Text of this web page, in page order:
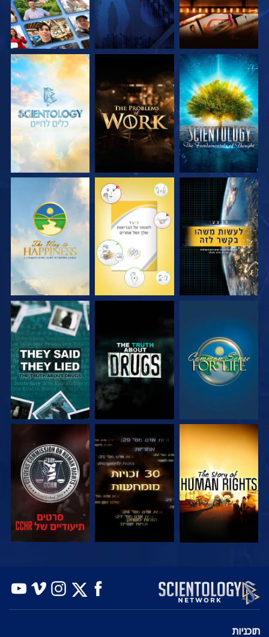
בדוק את הסדרה בדוק את הסדרה בדוק את הסדרה
צפה צפה צפה
צפה צפה צפה
צפה צפה צפה
צפה בדוק את הסדרה
תוכניות